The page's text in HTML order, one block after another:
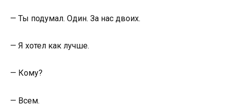
— Ты подумал. Один. За нас двоих.
— Я хотел как лучше.
— Кому?
— Всем.